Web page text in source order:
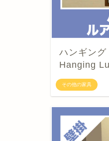
その他の家具
ハンギン
Hanging